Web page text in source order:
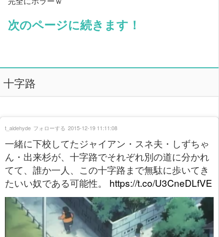
次のページに続きます！
十字路
一緒に下校してたジャイアン・スネ夫・しずちゃ
ん・出来杉が、十字路でそれぞれ別の道に分かれ
てて、誰か一人、この十字路まで無駄に歩いてき
たいい奴である可能性。 https://t.co/U3CneDLfVE
t_aldehyde フォローする 2015-12-19 11:11:08